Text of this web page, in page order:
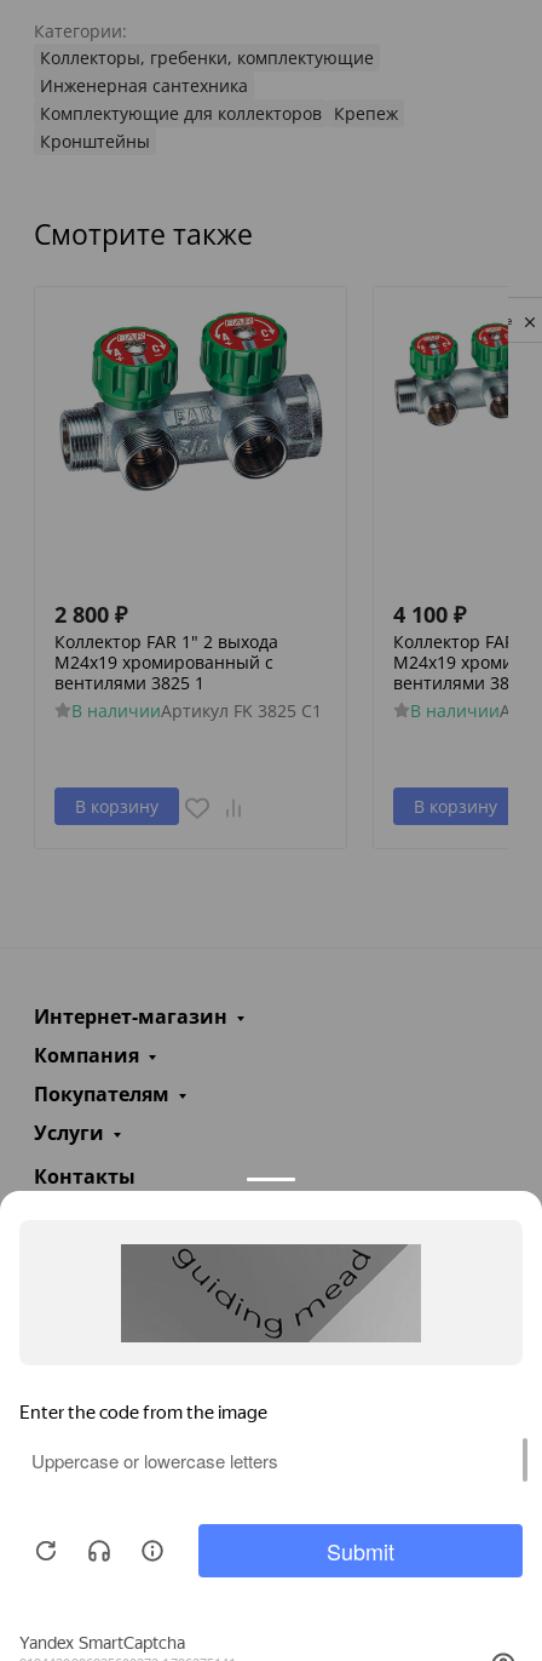
Категории:
Коллекторы, гребенки, комплектующие
Инженерная сантехника
Комплектующие для коллекторов Крепеж
Кронштейны
Смотрите также
2 800 ₽
Коллектор FAR 1" 2 выхода
M24x19 хромированный с
вентилями 3825 1
В наличииАртикул FK 3825 C1
В корзину
4 100 ₽
Коллектор FAR
M24x19
вентилями 3856 1
В наличии
В корзину
Интернет-магазин
Компания
Покупателям
Услуги
Контакты
info@teploexpert.com
Пн—Сб 09:00 – 18:00
TeploExpert.com © 2008 - 2026 Оборудование для
систем отопления, водоснабжения, канализации
Privacy notice